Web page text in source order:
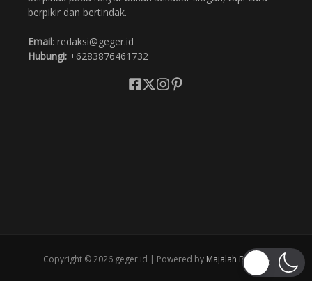
berpikir dan bertindak.
Email: redaksi@geger.id
Hubungi: +6283876461732
Copyright © 2026 geger.id | Powered by Majalah Berita X